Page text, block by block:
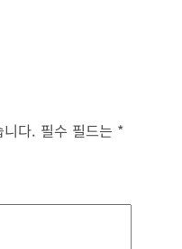
다. 필수 필드는 *